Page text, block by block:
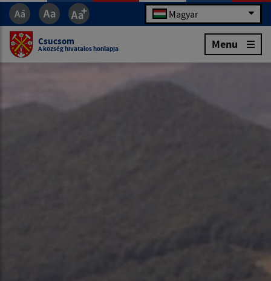
Magyar
Csucsom
A község hivatalos honlapja Menu